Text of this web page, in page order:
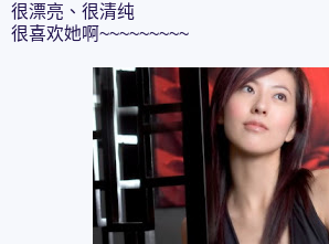
很漂亮、很清纯
很喜欢她啊~~~~~~~~~